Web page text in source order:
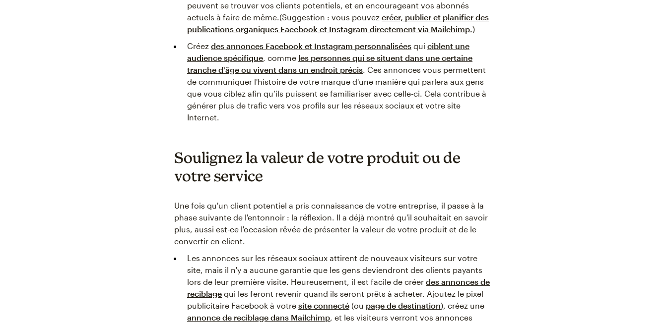
peuvent se trouver vos clients potentiels, et en encourageant vos abonnés
actuels à faire de même.(Suggestion : vous pouvez créer, publier et planifier des
publications organiques Facebook et Instagram directement via Mailchimp.)
Créez des annonces Facebook et Instagram personnalisées qui ciblent une
audience spécifique, comme les personnes qui se situent dans une certaine
tranche d'âge ou vivent dans un endroit précis. Ces annonces vous permettent
de communiquer l'histoire de votre marque d'une manière qui parlera aux gens
que vous ciblez afin qu’ils puissent se familiariser avec celle-ci. Cela contribue à
générer plus de trafic vers vos profils sur les réseaux sociaux et votre site
Internet.
Soulignez la valeur de votre produit ou de
votre service
Une fois qu'un client potentiel a pris connaissance de votre entreprise, il passe à la
phase suivante de l'entonnoir : la réflexion. Il a déjà montré qu'il souhaitait en savoir
plus, aussi est-ce l'occasion rêvée de présenter la valeur de votre produit et de le
convertir en client.
Les annonces sur les réseaux sociaux attirent de nouveaux visiteurs sur votre
site, mais il n'y a aucune garantie que les gens deviendront des clients payants
lors de leur première visite. Heureusement, il est facile de créer des annonces de
reciblage qui les feront revenir quand ils seront prêts à acheter. Ajoutez le pixel
publicitaire Facebook à votre site connecté (ou page de destination), créez une
annonce de reciblage dans Mailchimp, et les visiteurs verront vos annonces